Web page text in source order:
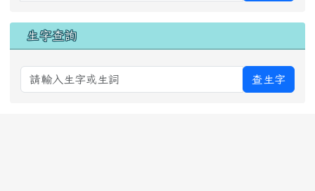
生字查詢
查生字